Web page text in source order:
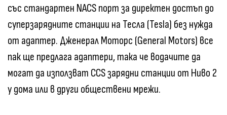
със стандартен NACS порт за директен достъп до
суперзарядните станции на Тесла (Tesla) без нужда
от адаптер. Дженерал Моторс (General Motors) все
пак ще предлага адаптери, така че водачите да
могат да използват CCS зарядни станции от Ниво 2
у дома или в други обществени мрежи.